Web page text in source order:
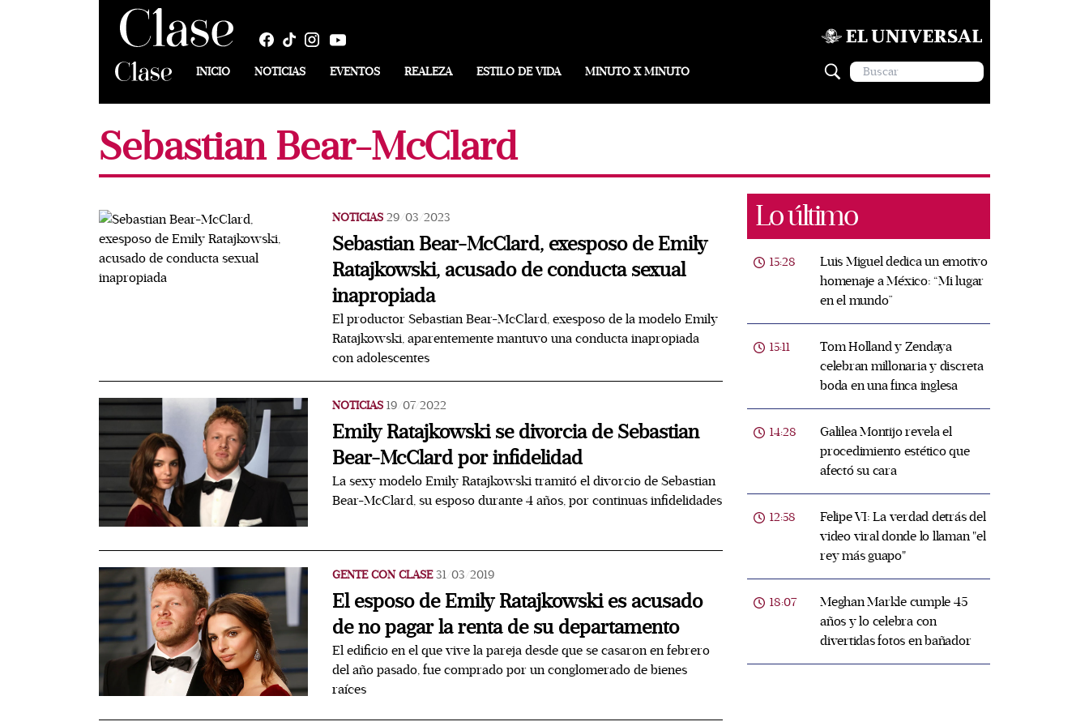
INICIO NOTICIAS EVENTOS REALEZA ESTILO DE VIDA MINUTO X MINUTO
Sebastian Bear-McClard
NOTICIAS 29/03/2023
Sebastian Bear-McClard, exesposo de Emily
Ratajkowski, acusado de conducta sexual
inapropiada
El productor Sebastian Bear-McClard, exesposo de la modelo Emily
Ratajkowski, aparentemente mantuvo una conducta inapropiada
con adolescentes
NOTICIAS 19/07/2022
Emily Ratajkowski se divorcia de Sebastian
Bear-McClard por infidelidad
La sexy modelo Emily Ratajkowski tramitó el divorcio de Sebastian
Bear-McClard, su esposo durante 4 años, por continuas infidelidades
GENTE CON CLASE 31/03/2019
El esposo de Emily Ratajkowski es acusado
de no pagar la renta de su departamento
El edificio en el que vive la pareja desde que se casaron en febrero
del año pasado, fue comprado por un conglomerado de bienes
raíces
Lo último
15:28
Luis Miguel dedica un emotivo
homenaje a México: “Mi lugar
en el mundo”
15:11
Tom Holland y Zendaya
celebran millonaria y discreta
boda en una finca inglesa
14:28
Galilea Montijo revela el
procedimiento estético que
afectó su cara
12:58
Felipe VI: La verdad detrás del
video viral donde lo llaman "el
rey más guapo"
18:07
Meghan Markle cumple 45
años y lo celebra con
divertidas fotos en bañador